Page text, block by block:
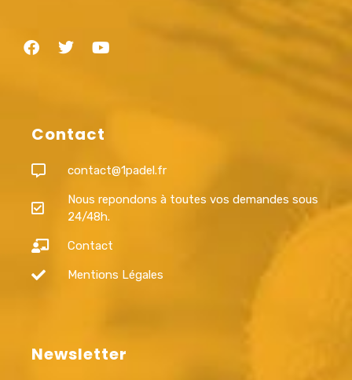
Contact
contact@1padel.fr
Nous repondons à toutes vos demandes sous
24/48h.
Contact
Mentions Légales
Newsletter